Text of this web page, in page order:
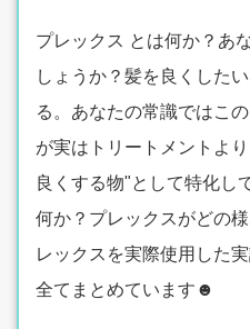
プレックス とは何か？あ
しょうか？髪を良くした
る。あなたの常識ではこ
が実はトリートメントよ
良くする物"として特化し
何か？プレックスがどの
レックスを実際使用した
全てまとめています☻